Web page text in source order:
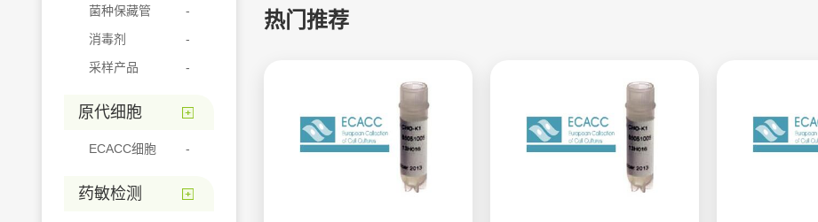
菌种保藏管
消毒剂
采样产品
原代细胞
ECACC细胞
药敏检测
热门推荐